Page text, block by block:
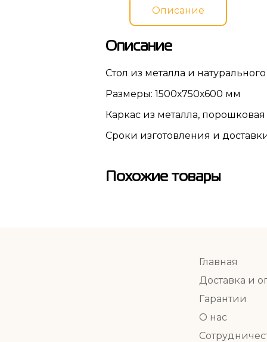
Описание
Описание
Стол из металла и
Размеры: 1500х750х600 мм
Каркас из металла,
Сроки изготовления и
Похожие товары
Главная
Доставка и
Гарантии
О нас